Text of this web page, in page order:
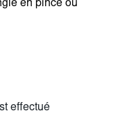
en pince ou
effectué